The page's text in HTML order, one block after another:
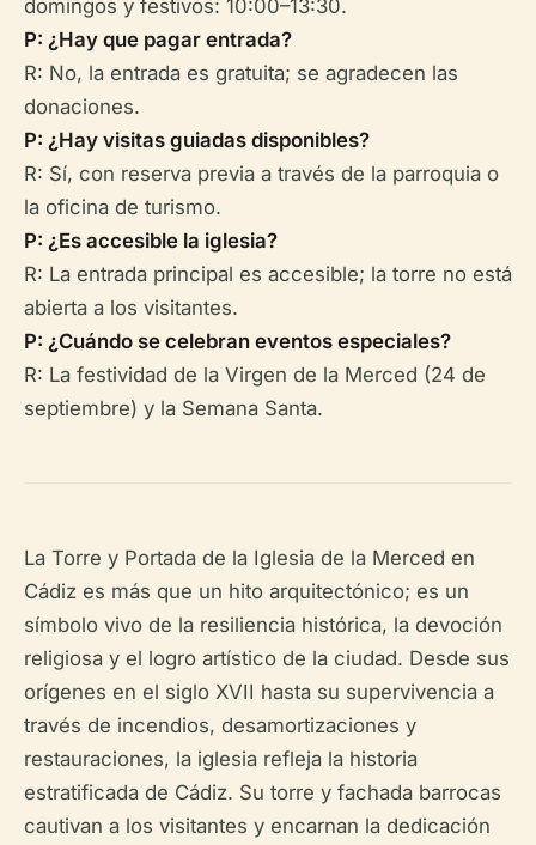
domingos y festivos: 10:00–13:30.
P: ¿Hay que pagar entrada?
R: No, la entrada es gratuita; se agradecen las
donaciones.
P: ¿Hay visitas guiadas disponibles?
R: Sí, con reserva previa a través de la parroquia o
la oficina de turismo.
P: ¿Es accesible la iglesia?
R: La entrada principal es accesible; la torre no está
abierta a los visitantes.
P: ¿Cuándo se celebran eventos especiales?
R: La festividad de la Virgen de la Merced (24 de
septiembre) y la Semana Santa.
La Torre y Portada de la Iglesia de la Merced en
Cádiz es más que un hito arquitectónico; es un
símbolo vivo de la resiliencia histórica, la devoción
religiosa y el logro artístico de la ciudad. Desde sus
orígenes en el siglo XVII hasta su supervivencia a
través de incendios, desamortizaciones y
restauraciones, la iglesia refleja la historia
estratificada de Cádiz. Su torre y fachada barrocas
cautivan a los visitantes y encarnan la dedicación